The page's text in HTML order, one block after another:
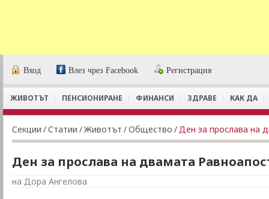
Вход Влез чрез Facebook Регистрация
ЖИВОТЪТ ПЕНСИОНИРАНЕ ФИНАНСИ ЗДРАВЕ КАК ДА
Секции /Статии /Животът /Общество /Ден за прослава на
Ден за прослава на двамата
на Дора Ангелова